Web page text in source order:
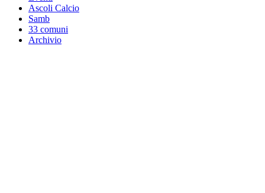
Ascoli Calcio
Samb
33 comuni
Archivio